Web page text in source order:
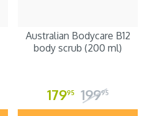
Australian Bodycare B12
body scrub (200 ml)
17995 19995